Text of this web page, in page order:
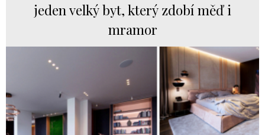
jeden velký byt, který zdobí měď i
mramor